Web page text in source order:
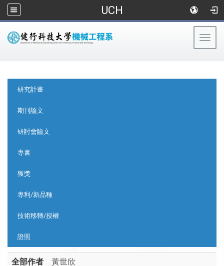
UCH
研究計畫
期刊論文
研討會論文
專書
獲獎
專利/新品種
技術移轉/授權
證照
全部作者 黃世欣